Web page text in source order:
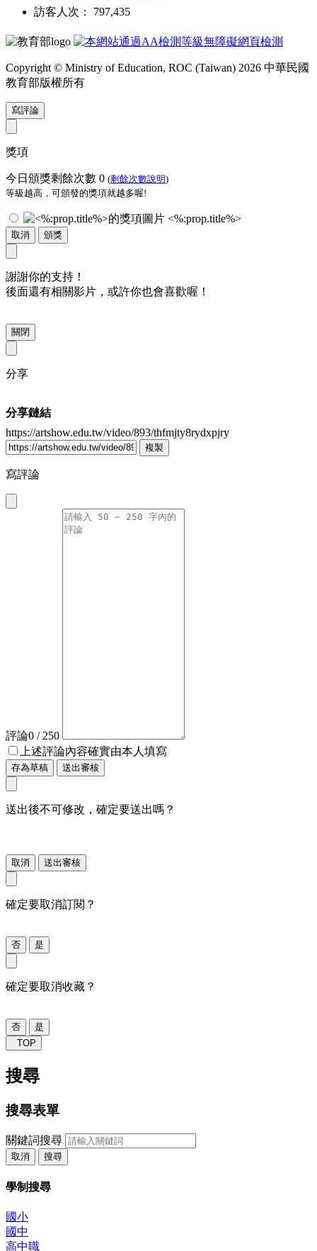
訪客人次： 797,435
Copyright © Ministry of Education, ROC (Taiwan) 2026 中華民國
教育部版權所有
寫評論
獎項
今日頒獎剩餘次數 0 (剩餘次數說明)
等級越高，可頒發的獎項就越多喔!
<%:prop.title%>
取消 頒獎
謝謝你的支持！
後面還有相關影片，或許你也會喜歡喔！
關閉
分享
分享鏈結
https://artshow.edu.tw/video/893/thfmjty8rydxpjry
複製
寫評論
評論0 / 250
上述評論內容確實由本人填寫
存為草稿 送出審核
送出後不可修改，確定要送出嗎？
取消 送出審核
確定要取消訂閱？
否 是
確定要取消收藏？
否
是
TOP
搜尋
搜尋表單
關鍵詞搜尋
取消 搜尋
學制搜尋
國小
國中
高中職